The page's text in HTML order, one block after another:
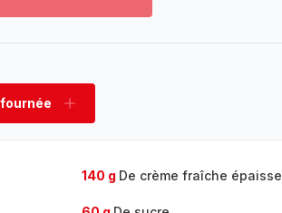
fournée
Ajouter
140 g De crème fraîche épaisse